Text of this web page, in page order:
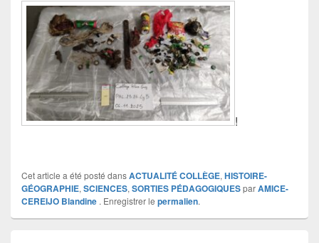
!
Cet article a été posté dansACTUALITÉ COLLÈGE, HISTOIRE-
GÉOGRAPHIE, SCIENCES, SORTIES PÉDAGOGIQUESparAMICE-
CEREIJO Blandine . Enregistrer le permalien.